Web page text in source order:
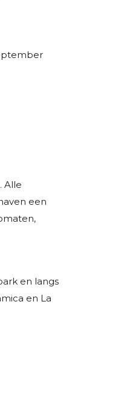
Alle
een
en langs
en La